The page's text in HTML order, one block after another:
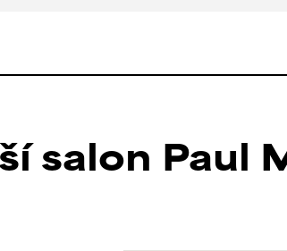
salon Paul